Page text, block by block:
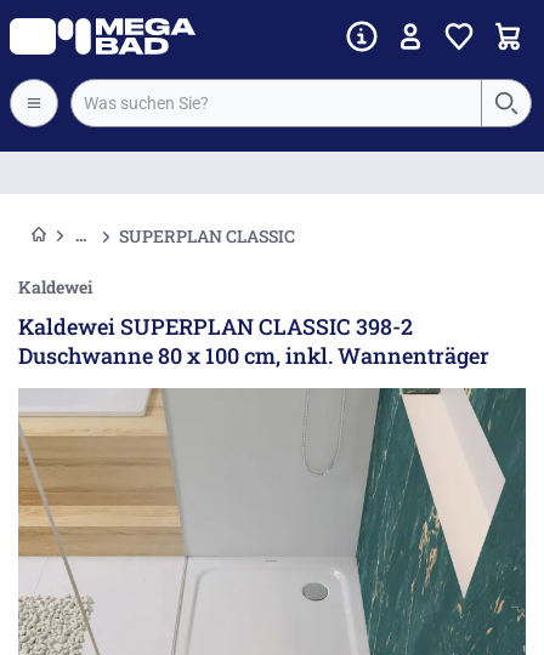
SUPERPLAN CLASSIC
Kaldewei
Kaldewei SUPERPLAN CLASSIC 398-2
Duschwanne 80 x 100 cm, inkl. Wannenträger